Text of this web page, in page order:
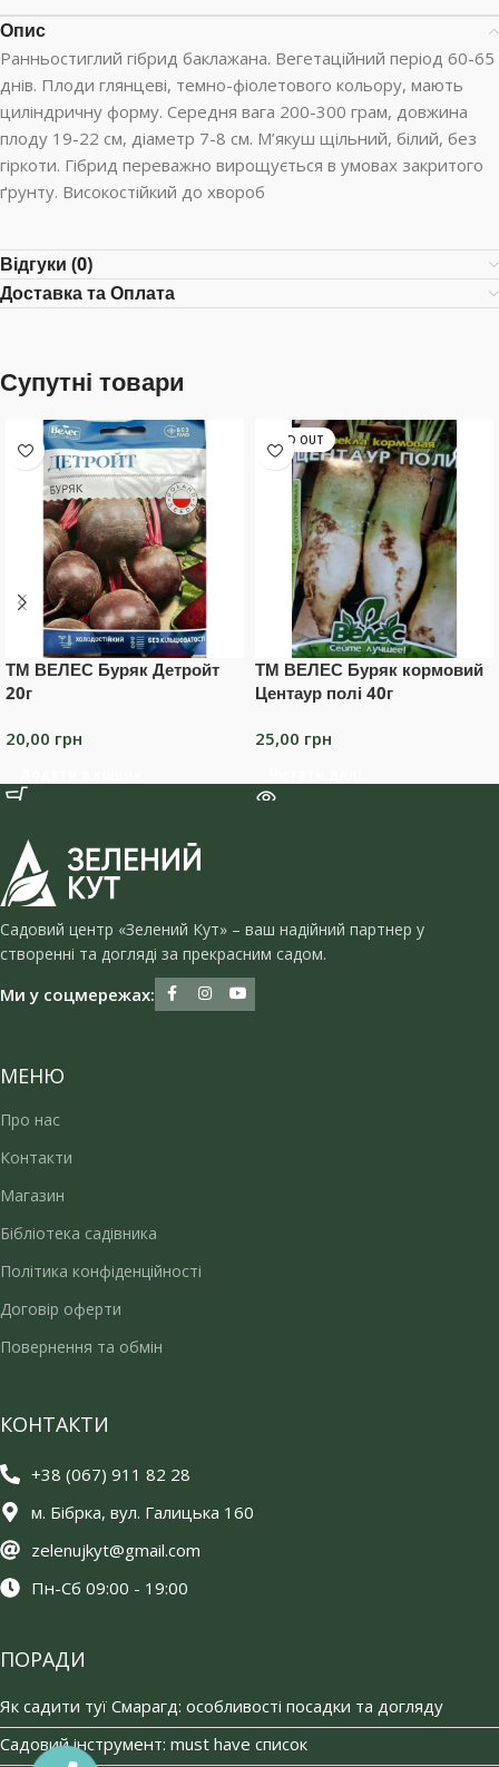
Опис
Ранньостиглий гібрид баклажана. Вегетаційний період 60-65
днів. Плоди глянцеві, темно-фіолетового кольору, мають
циліндричну форму. Середня вага 200-300 грам, довжина
плоду 19-22 см, діаметр 7-8 см. М’якуш щільний, білий, без
гіркоти. Гібрид переважно вирощується в умовах закритого
ґрунту. Високостійкий до хвороб
Відгуки (0)
Доставка та Оплата
Супутні товари
ТМ ВЕЛЕС Буряк Детройт
20г
20,00 грн
SOLD OUT
ТМ ВЕЛЕС Буряк кормовий
Центаур полі 40г
25,00 грн
Садовий центр «Зелений Кут» – ваш надійний партнер у
створенні та догляді за прекрасним садом.
Ми у соцмережах:
МЕНЮ
Про нас
Контакти
Магазин
Бібліотека садівника
Політика конфіденційності
Договір оферти
Повернення та обмін
КОНТАКТИ
+38 (067) 911 82 28
м. Бібрка, вул. Галицька 160
zelenujkyt@gmail.com
Пн-Сб 09:00 - 19:00
ПОРАДИ
Як садити туї Смарагд: особливості посадки та догляду
Садовий інструмент: must have список